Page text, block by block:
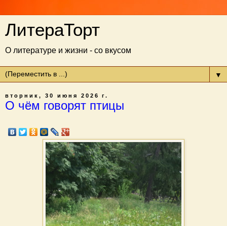
ЛитераТорт
О литературе и жизни - со вкусом
▼
вторник, 30 июня 2026 г.
О чём говорят птицы